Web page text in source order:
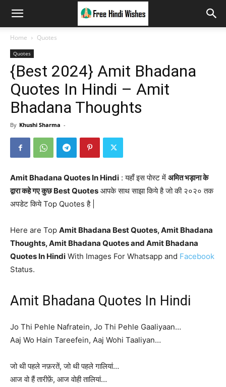
Home Quotes
Quotes
{Best 2024} Amit Bhadana
Quotes In Hindi – Amit
Bhadana Thoughts
By Khushi Sharma -
Amit Bhadana Quotes In Hindi : यहाँ इस पोस्ट में अमित भड़ाना के
द्वारा कहे गए कुछ Best Quotes आपके साथ साझा किये है जो की २०२० तक
अपडेट किये Top Quotes है |
Here are Top Amit Bhadana Best Quotes, Amit Bhadana
Thoughts, Amit Bhadana Quotes and Amit Bhadana
Quotes In Hindi With Images For Whatsapp and Facebook
Status.
Amit Bhadana Quotes In Hindi
Jo Thi Pehle Nafratein, Jo Thi Pehle Gaaliyaan…
Aaj Wo Hain Tareefein, Aaj Wohi Taaliyan…
जो थी पहले नफ़रतें, जो थी पहले गालियां…
आज वो हैं तारीफ़ें, आज वोही तालियां…